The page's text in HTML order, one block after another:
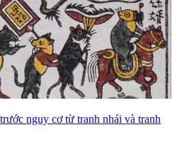
nguy cơ từ tranh nhái và tranh